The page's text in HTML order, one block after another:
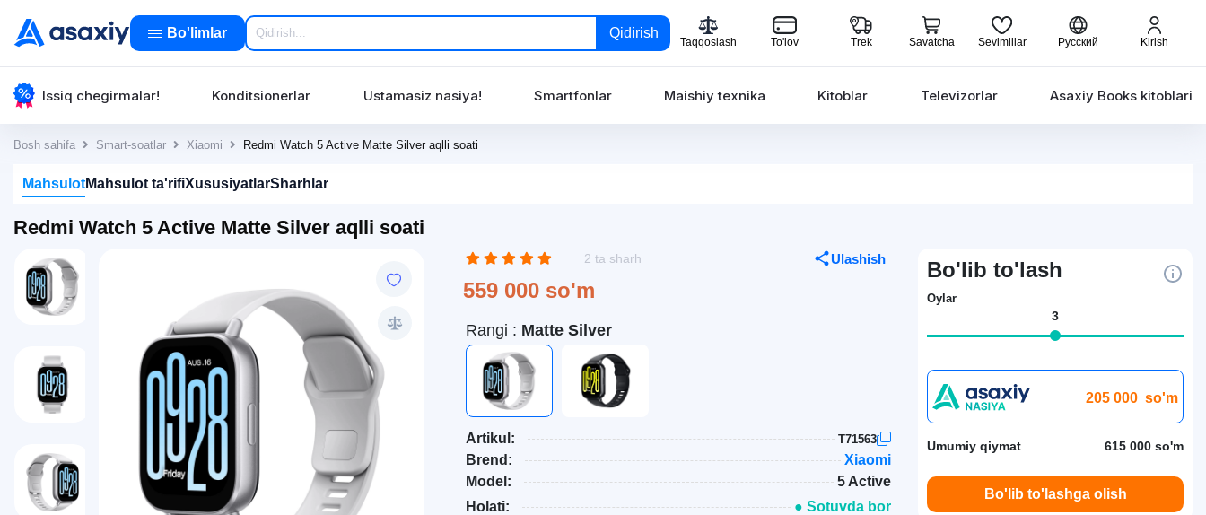
Bo'limlar Qidirish
Taqqoslash To'lov Trek Savatcha Sevimlilar Русский Kirish
Issiq chegirmalar! Konditsionerlar Ustamasiz nasiya! Smartfonlar Maishiy texnika Kitoblar Televizorlar Asaxiy Books kitoblari
Bosh sahifa Smart-soatlar Xiaomi Redmi Watch 5 Active Matte Silver aqlli soati
MahsulotMahsulot ta'rifiXususiyatlarSharhlar
Redmi Watch 5 Active Matte Silver aqlli soati
2 ta sharh Ulashish
559 000 so'm
Rangi : Matte Silver
Artikul: T71563
Brend:
Xiaomi
Model:
5 Active
Holati:
● Sotuvda bor
Bo'lib to'lash
Oylar
3
205 000 so'm
Umumiy qiymat 615 000 so'm
Bo'lib to'lashga olish